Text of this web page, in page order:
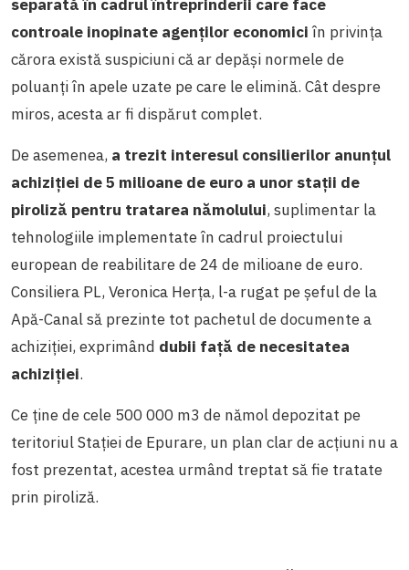
separată în cadrul întreprinderii care face
controale inopinate agenților economiciîn privința
cărora există suspiciuni că ar depăși normele de
poluanți în apele uzate pe care le elimină. Cât despre
miros, acesta ar fi dispărut complet.
De asemenea, a trezit interesul consilierilor anunțul
achiziției de 5 milioane de euro a unor stații de
piroliză pentru tratarea nămolului, suplimentar la
tehnologiile implementate în cadrul proiectului
european de reabilitare de 24 de milioane de euro.
Consiliera PL, Veronica Herța, l-a rugat pe șeful de la
Apă-Canal să prezinte tot pachetul de documente a
achiziției, exprimând dubii față de necesitatea
achiziției.
Ce ține de cele 500 000 m3 de nămol depozitat pe
teritoriul Stației de Epurare, un plan clar de acțiuni nu a
fost prezentat, acestea urmând treptat să fie tratate
prin piroliză.